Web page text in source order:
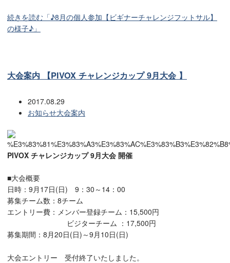
続きを読む「♪8月の個人参加【ビギナーチャレンジフットサル】
の様子♪」
大会案内 【PIVOX チャレンジカップ 9月大会 】
2017.08.29
お知らせ大会案内
PIVOX チャレンジカップ 9月大会 開催
■大会概要
日時：9月17日(日) 9：30～14：00
募集チーム数：8チーム
エントリー費：メンバー登録チーム：15,500円
ビジターチーム ：17,500円
募集期間：8月20日(日)～9月10日(日)
大会エントリー 受付終了いたしました。